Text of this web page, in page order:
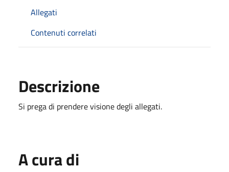
Allegati
Contenuti correlati
Descrizione
Si prega di prendere visione degli allegati.
A cura di